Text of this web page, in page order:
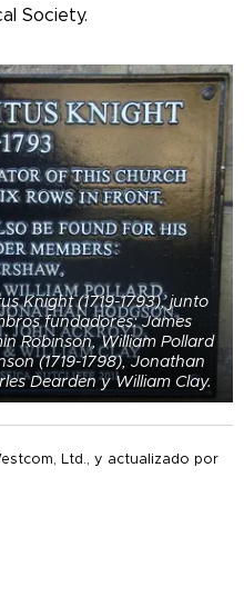
Society.
Knight (1719-1793), junto
fundadores: James
Robinson, William Pollard
(1719-1798), Jonathan
Dearden y William Clay.
Ltd., y actualizado por